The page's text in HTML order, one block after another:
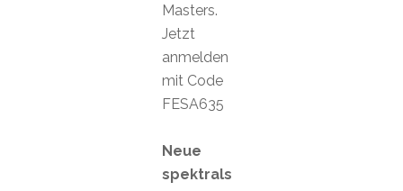
Masters.
Jetzt
anmelden
mit Code
FESA635
Neue
spektrals